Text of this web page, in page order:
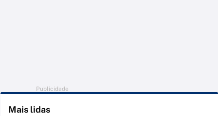
Publicidade
Mais lidas